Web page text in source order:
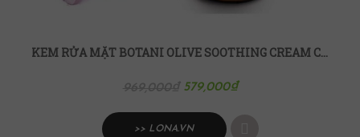
KEM RỬA MẶT BOTANI OLIVE SOOTHING CREAM CLEANSER
579,000₫
>> LONA.VN